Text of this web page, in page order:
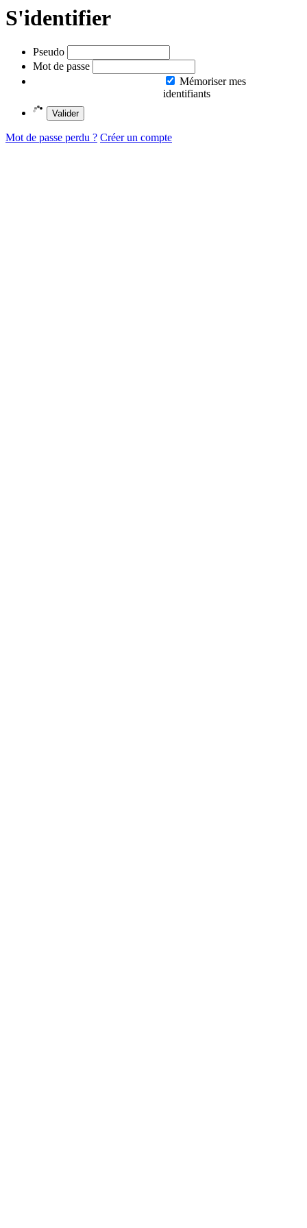
S'identifier
Pseudo
Mot de passe
Mémoriser mes
identifiants
Valider
Mot de passe perdu ? Créer un compte